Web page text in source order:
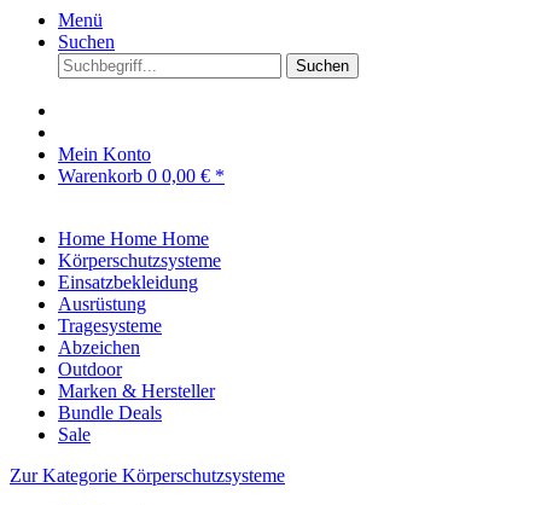
Menü
Suchen
Suchen
Mein Konto
Warenkorb 0 0,00 € *
Home Home Home
Körperschutzsysteme
Einsatzbekleidung
Ausrüstung
Tragesysteme
Abzeichen
Outdoor
Marken & Hersteller
Bundle Deals
Sale
Zur Kategorie Körperschutzsysteme